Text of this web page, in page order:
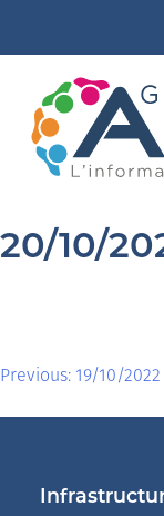
20/10/
Previous: 19/10/